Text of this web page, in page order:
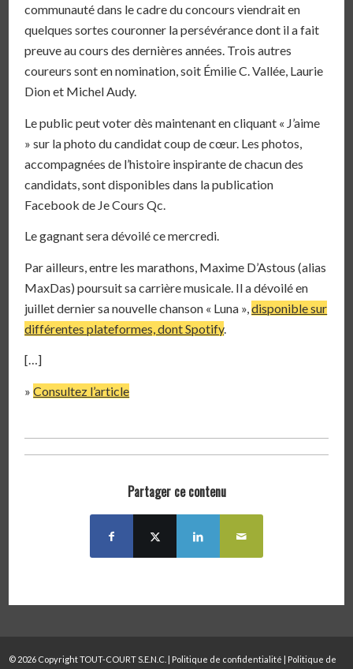
communauté dans le cadre du concours viendrait en
quelques sortes couronner la persévérance dont il a fait
preuve au cours des dernières années. Trois autres
coureurs sont en nomination, soit Émilie C. Vallée, Laurie
Dion et Michel Audy.
Le public peut voter dès maintenant en cliquant « J’aime
» sur la photo du candidat coup de cœur. Les photos,
accompagnées de l’histoire inspirante de chacun des
candidats, sont disponibles dans lapublication
Facebook de Je Cours Qc
Le gagnant sera dévoilé ce mercredi.
Par ailleurs, entre les marathons, Maxime D’Astous (alias
MaxDas) poursuit sa carrière musicale. Il a dévoilé en
juillet dernier sa nouvelle chanson « Luna »,disponible sur
différentes plateformes, dont Spotify.
[…]
»Consultez l’article
Partager ce contenu
© 2026 Copyright TOUT-COURT S.E.N.C. | Politique de confidentialité | Politique de